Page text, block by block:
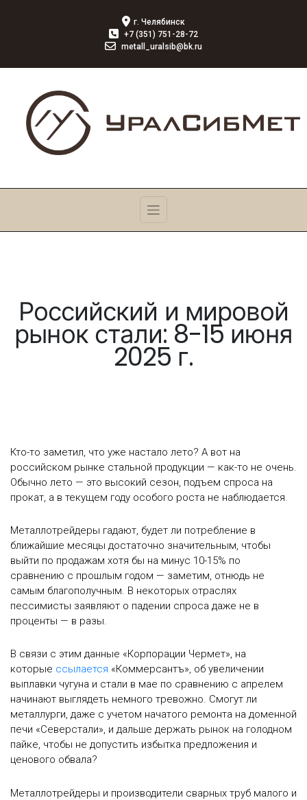
г. Челябинск
+7 (351) 751-28-72
metall_uralsib@bk.ru
Российский и мировой
рынок стали: 8-15 июня
2025 г.
Кто-то заметил, что уже настало лето? А вот на
российском рынке стальной продукции — как-то не очень.
Обычно лето — это высокий сезон, подъем спроса на
прокат, а в текущем году особого роста не наблюдается.
Металлотрейдеры гадают, будет ли потребление в
ближайшие месяцы достаточно значительным, чтобы
выйти по продажам хотя бы на минус 10-15% по
сравнению с прошлым годом — заметим, отнюдь не
самым благополучным. В некоторых отраслях
пессимисты заявляют о падении спроса даже не в
проценты — в разы.
В связи с этим данные «Корпорации Чермет», на
которые ссылается «Коммерсантъ», об увеличении
выплавки чугуна и стали в мае по сравнению с апрелем
начинают выглядеть немного тревожно. Смогут ли
металлурги, даже с учетом начатого ремонта на доменной
печи «Северстали», и дальше держать рынок на голодном
пайке, чтобы не допустить избытка предложения и
ценового обвала?
Металлотрейдеры и производители сварных труб малого и